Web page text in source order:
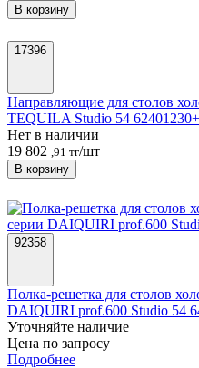
В корзину
17396
Направляющие для столов
TEQUILA Studio 54
Нет в наличии
19 802 ,91 тг/шт
В корзину
92358
Полка-решетка для столов
DAIQUIRI prof.600 Studio 54
Уточняйте наличие
Цена по запросу
Подробнее